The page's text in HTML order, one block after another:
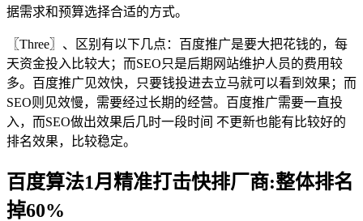
据需求和预算选择合适的方式。
〖Three〗、区别有以下几点：百度推广是要大把花钱的，每
天资金投入比较大；而SEO只是后期网站维护人员的费用较
多。百度推广见效快，只要钱投进去立马就可以看到效果；而
SEO则见效慢，需要经过长期的经营。百度推广需要一直投
入，而SEO做出效果后几时一段时间 不更新也能有比较好的
排名效果，比较稳定。
百度算法1月精准打击快排厂商:整体排名
掉60%